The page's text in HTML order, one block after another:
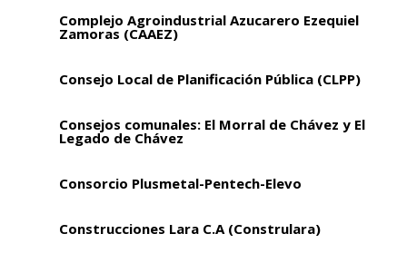
Complejo Agroindustrial Azucarero Ezequiel
Zamoras (CAAEZ)
Consejo Local de Planificación Pública (CLPP)
Consejos comunales: El Morral de Chávez y El
Legado de Chávez
Consorcio Plusmetal-Pentech-Elevo
Construcciones Lara C.A (Construlara)